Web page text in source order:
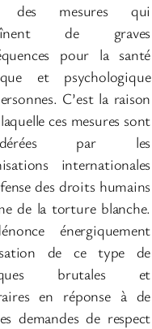
des mesures qui
de graves
pour la santé
et psychologique
C’est la raison
ces mesures sont
par les
internationales
des droits humains
de la torture blanche.
énergiquement
de ce type de
brutales et
en réponse à de
demandes de respect